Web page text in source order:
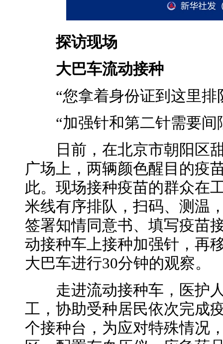
探访现场
大巴车流动接种
“您拿着身份证到这里
“加强针和第二针需要间
日前，在北京市朝阳区甜
广场上，两辆颜色醒目的疫
此。现场接种疫苗的群众在
米线有序排队，扫码、测温
签署知情同意书、填写疫苗
动接种车上接种加强针，再
大巴车进行30分钟的观察。
走进流动接种车，医护人
工，协助受种居民依次完成
个接种台，为应对特殊情况